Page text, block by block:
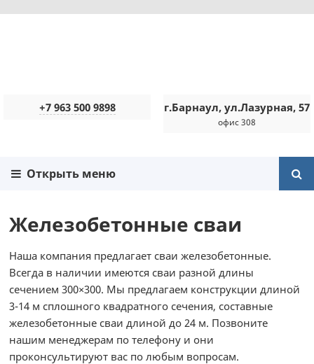
+7 963 500 9898 г.Барнаул, ул.Лазурная, 57
офис 308
Открыть меню
Железобетонные сваи
Наша компания предлагает сваи железобетонные.
Всегда в наличии имеются сваи разной длины
сечением 300×300. Мы предлагаем конструкции длиной
3-14 м сплошного квадратного сечения, составные
железобетонные сваи длиной до 24 м. Позвоните
нашим менеджерам по телефону и они
проконсультируют вас по любым вопросам.